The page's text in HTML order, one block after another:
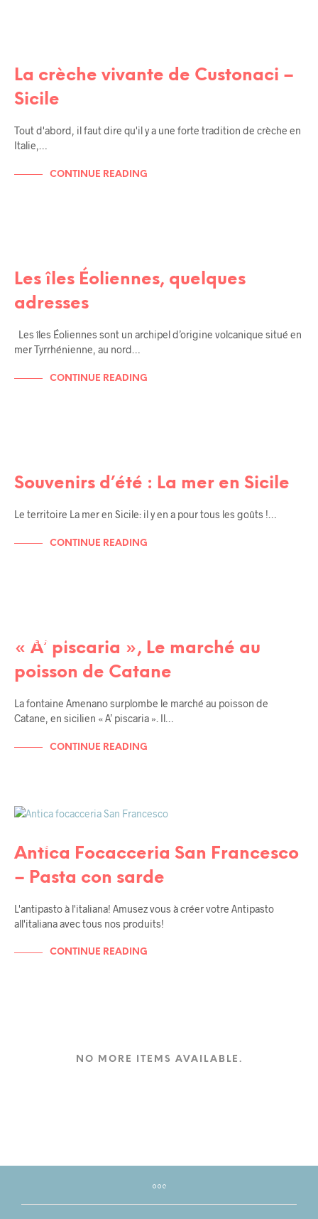
La crèche vivante de Custonaci –
Sicile
Tout d'abord, il faut dire qu'il y a une forte tradition de crèche en
Italie,…
CONTINUE READING
Les îles Éoliennes, quelques
adresses
Les îles Éoliennes sont un archipel d’origine volcanique situé en
mer Tyrrhénienne, au nord…
CONTINUE READING
Souvenirs d’été : La mer en Sicile
Le territoire La mer en Sicile: il y en a pour tous les goûts !…
CONTINUE READING
TERRITORIO
« A’ piscaria », Le marché au
poisson de Catane
La fontaine Amenano surplombe le marché au poisson de
Catane, en sicilien « A’ piscaria ». Il…
CONTINUE READING
RECETTES
Antica Focacceria San Francesco
– Pasta con sarde
L'antipasto à l'italiana! Amusez vous à créer votre Antipasto
all'italiana avec tous nos produits!
CONTINUE READING
NO MORE ITEMS AVAILABLE.